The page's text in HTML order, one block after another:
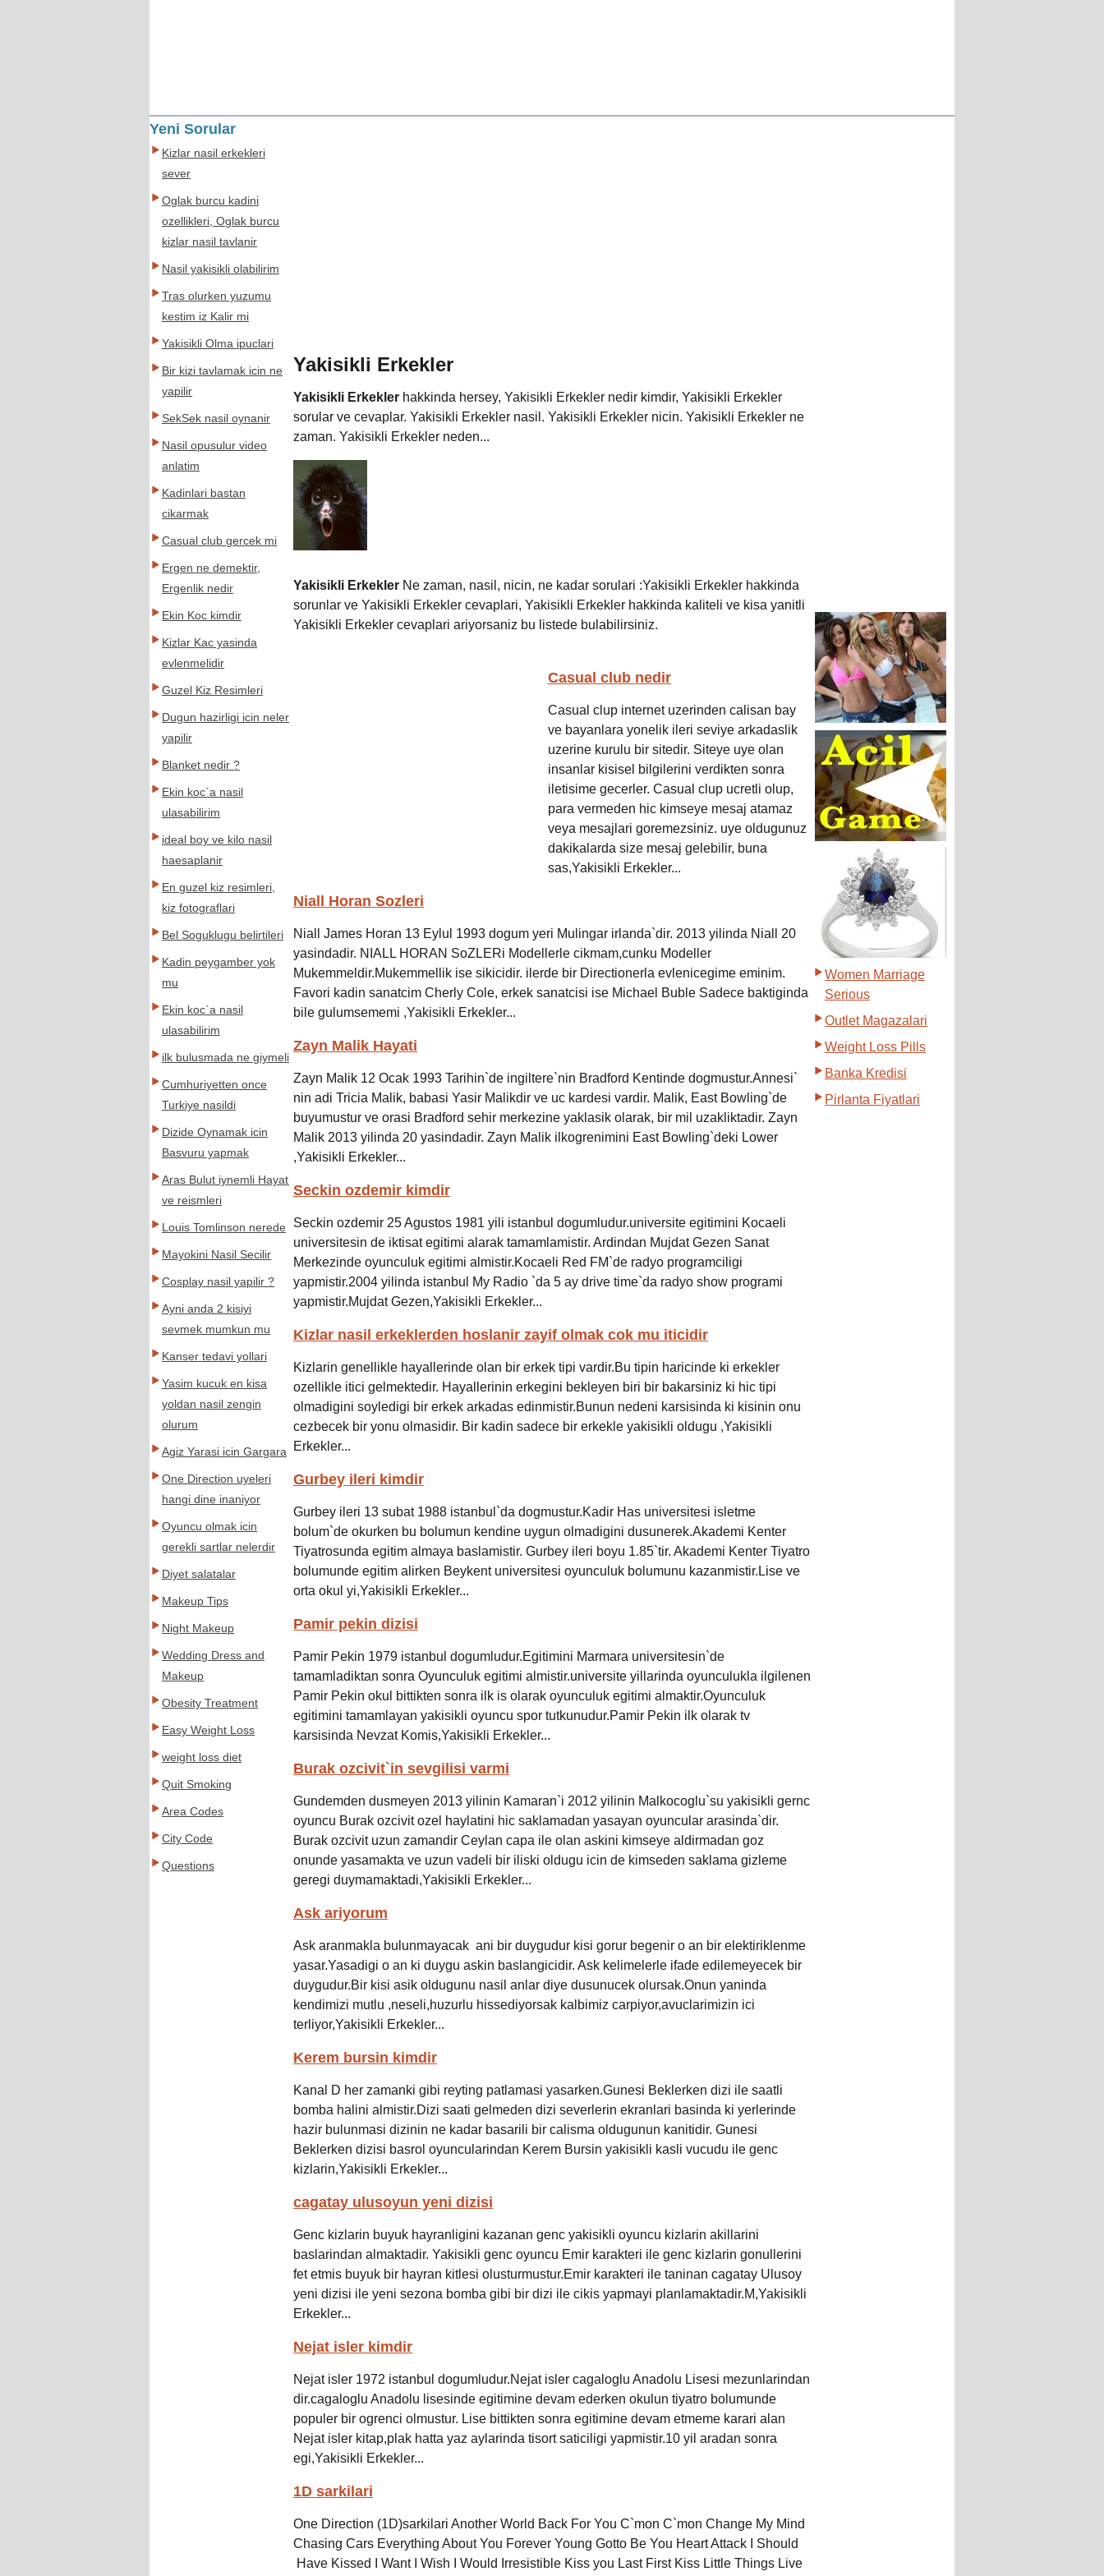
Yakisikli Erkekler
Yakisikli Erkekler hakkinda hersey, Yakisikli Erkekler nedir kimdir, Yakisikli Erkekler
sorular ve cevaplar. Yakisikli Erkekler nasil. Yakisikli Erkekler nicin. Yakisikli Erkekler ne
zaman. Yakisikli Erkekler neden...
Yakisikli Erkekler Ne zaman, nasil, nicin, ne kadar sorulari :Yakisikli Erkekler hakkinda
sorunlar ve Yakisikli Erkekler cevaplari, Yakisikli Erkekler hakkinda kaliteli ve kisa yanitli
Yakisikli Erkekler cevaplari ariyorsaniz bu listede bulabilirsiniz.
Casual club nedir
Casual clup internet uzerinden calisan bay
ve bayanlara yonelik ileri seviye arkadaslik
uzerine kurulu bir sitedir. Siteye uye olan
insanlar kisisel bilgilerini verdikten sonra
iletisime gecerler. Casual clup ucretli olup,
para vermeden hic kimseye mesaj atamaz
veya mesajlari goremezsiniz. uye oldugunuz
dakikalarda size mesaj gelebilir, buna
sas,Yakisikli Erkekler...
Niall Horan Sozleri
Niall James Horan 13 Eylul 1993 dogum yeri Mulingar irlanda`dir. 2013 yilinda Niall 20
yasindadir. NIALL HORAN SoZLERi Modellerle cikmam,cunku Modeller
Mukemmeldir.Mukemmellik ise sikicidir. ilerde bir Directionerla evlenicegime eminim.
Favori kadin sanatcim Cherly Cole, erkek sanatcisi ise Michael Buble Sadece baktiginda
bile gulumsememi ,Yakisikli Erkekler...
Zayn Malik Hayati
Zayn Malik 12 Ocak 1993 Tarihin`de ingiltere`nin Bradford Kentinde dogmustur.Annesi`
nin adi Tricia Malik, babasi Yasir Malikdir ve uc kardesi vardir. Malik, East Bowling`de
buyumustur ve orasi Bradford sehir merkezine yaklasik olarak, bir mil uzakliktadir. Zayn
Malik 2013 yilinda 20 yasindadir. Zayn Malik ilkogrenimini East Bowling`deki Lower
,Yakisikli Erkekler...
Seckin ozdemir kimdir
Seckin ozdemir 25 Agustos 1981 yili istanbul dogumludur.universite egitimini Kocaeli
universitesin de iktisat egitimi alarak tamamlamistir. Ardindan Mujdat Gezen Sanat
Merkezinde oyunculuk egitimi almistir.Kocaeli Red FM`de radyo programciligi
yapmistir.2004 yilinda istanbul My Radio `da 5 ay drive time`da radyo show programi
yapmistir.Mujdat Gezen,Yakisikli Erkekler...
Kizlar nasil erkeklerden hoslanir zayif olmak cok mu iticidir
Kizlarin genellikle hayallerinde olan bir erkek tipi vardir.Bu tipin haricinde ki erkekler
ozellikle itici gelmektedir. Hayallerinin erkegini bekleyen biri bir bakarsiniz ki hic tipi
olmadigini soyledigi bir erkek arkadas edinmistir.Bunun nedeni karsisinda ki kisinin onu
cezbecek bir yonu olmasidir. Bir kadin sadece bir erkekle yakisikli oldugu ,Yakisikli
Erkekler...
Gurbey ileri kimdir
Gurbey ileri 13 subat 1988 istanbul`da dogmustur.Kadir Has universitesi isletme
bolum`de okurken bu bolumun kendine uygun olmadigini dusunerek.Akademi Kenter
Tiyatrosunda egitim almaya baslamistir. Gurbey ileri boyu 1.85`tir. Akademi Kenter Tiyatro
bolumunde egitim alirken Beykent universitesi oyunculuk bolumunu kazanmistir.Lise ve
orta okul yi,Yakisikli Erkekler...
Pamir pekin dizisi
Pamir Pekin 1979 istanbul dogumludur.Egitimini Marmara universitesin`de
tamamladiktan sonra Oyunculuk egitimi almistir.universite yillarinda oyunculukla ilgilenen
Pamir Pekin okul bittikten sonra ilk is olarak oyunculuk egitimi almaktir.Oyunculuk
egitimini tamamlayan yakisikli oyuncu spor tutkunudur.Pamir Pekin ilk olarak tv
karsisinda Nevzat Komis,Yakisikli Erkekler...
Burak ozcivit`in sevgilisi varmi
Gundemden dusmeyen 2013 yilinin Kamaran`i 2012 yilinin Malkocoglu`su yakisikli gernc
oyuncu Burak ozcivit ozel haylatini hic saklamadan yasayan oyuncular arasinda`dir.
Burak ozcivit uzun zamandir Ceylan capa ile olan askini kimseye aldirmadan goz
onunde yasamakta ve uzun vadeli bir iliski oldugu icin de kimseden saklama gizleme
geregi duymamaktadi,Yakisikli Erkekler...
Ask ariyorum
Ask aranmakla bulunmayacak ani bir duygudur kisi gorur begenir o an bir elektiriklenme
yasar.Yasadigi o an ki duygu askin baslangicidir. Ask kelimelerle ifade edilemeyecek bir
duygudur.Bir kisi asik oldugunu nasil anlar diye dusunucek olursak.Onun yaninda
kendimizi mutlu ,neseli,huzurlu hissediyorsak kalbimiz carpiyor,avuclarimizin ici
terliyor,Yakisikli Erkekler...
Kerem bursin kimdir
Kanal D her zamanki gibi reyting patlamasi yasarken.Gunesi Beklerken dizi ile saatli
bomba halini almistir.Dizi saati gelmeden dizi severlerin ekranlari basinda ki yerlerinde
hazir bulunmasi dizinin ne kadar basarili bir calisma oldugunun kanitidir. Gunesi
Beklerken dizisi basrol oyuncularindan Kerem Bursin yakisikli kasli vucudu ile genc
kizlarin,Yakisikli Erkekler...
cagatay ulusoyun yeni dizisi
Genc kizlarin buyuk hayranligini kazanan genc yakisikli oyuncu kizlarin akillarini
baslarindan almaktadir. Yakisikli genc oyuncu Emir karakteri ile genc kizlarin gonullerini
fet etmis buyuk bir hayran kitlesi olusturmustur.Emir karakteri ile taninan cagatay Ulusoy
yeni dizisi ile yeni sezona bomba gibi bir dizi ile cikis yapmayi planlamaktadir.M,Yakisikli
Erkekler...
Nejat isler kimdir
Nejat isler 1972 istanbul dogumludur.Nejat isler cagaloglu Anadolu Lisesi mezunlarindan
dir.cagaloglu Anadolu lisesinde egitimine devam ederken okulun tiyatro bolumunde
populer bir ogrenci olmustur. Lise bittikten sonra egitimine devam etmeme karari alan
Nejat isler kitap,plak hatta yaz aylarinda tisort saticiligi yapmistir.10 yil aradan sonra
egi,Yakisikli Erkekler...
1D sarkilari
One Direction (1D)sarkilari Another World Back For You C`mon C`mon Change My Mind
Chasing Cars Everything About You Forever Young Gotto Be You Heart Attack I Should
Have Kissed I Want I Wish I Would Irresistible Kiss you Last First Kiss Little Things Live
Women Marriage
Serious
Outlet Magazalari
Weight Loss Pills
Banka Kredisi
Pirlanta Fiyatlari
Yeni Sorular
Kizlar nasil erkekleri
sever
Oglak burcu kadini
ozellikleri, Oglak burcu
kizlar nasil tavlanir
Nasil yakisikli olabilirim
Tras olurken yuzumu
kestim iz Kalir mi
Yakisikli Olma ipuclari
Bir kizi tavlamak icin ne
yapilir
SekSek nasil oynanir
Nasil opusulur video
anlatim
Kadinlari bastan
cikarmak
Casual club gercek mi
Ergen ne demektir,
Ergenlik nedir
Ekin Koc kimdir
Kizlar Kac yasinda
evlenmelidir
Guzel Kiz Resimleri
Dugun hazirligi icin neler
yapilir
Blanket nedir ?
Ekin koc`a nasil
ulasabilirim
ideal boy ve kilo nasil
haesaplanir
En guzel kiz resimleri,
kiz fotograflari
Bel Soguklugu belirtileri
Kadin peygamber yok
mu
Ekin koc`a nasil
ulasabilirim
ilk bulusmada ne giymeli
Cumhuriyetten once
Turkiye nasildi
Dizide Oynamak icin
Basvuru yapmak
Aras Bulut iynemli Hayati
ve reismleri
Louis Tomlinson nerede
Mayokini Nasil Secilir
Cosplay nasil yapilir ?
Ayni anda 2 kisiyi
sevmek mumkun mu
Kanser tedavi yollari
Yasim kucuk en kisa
yoldan nasil zengin
olurum
Agiz Yarasi icin Gargara
One Direction uyeleri
hangi dine inaniyor
Oyuncu olmak icin
gerekli sartlar nelerdir
Diyet salatalar
Makeup Tips
Night Makeup
Wedding Dress and
Makeup
Obesity Treatment
Easy Weight Loss
weight loss diet
Quit Smoking
Area Codes
City Code
Questions